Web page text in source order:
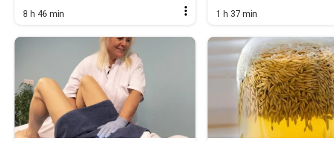
8 h 46 min 1 h 37 min